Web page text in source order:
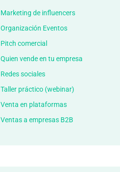
Marketing de influencers
Organización Eventos
Pitch comercial
Quien vende en tu empresa
Redes sociales
Taller práctico (webinar)
Venta en plataformas
Ventas a empresas B2B